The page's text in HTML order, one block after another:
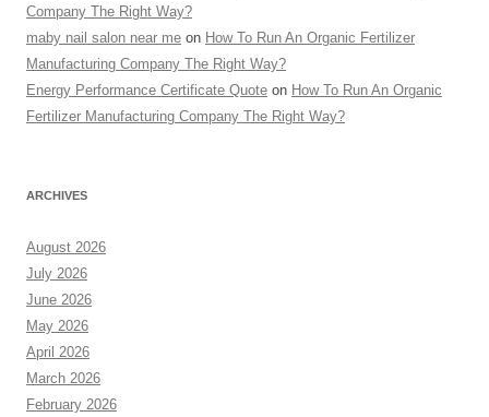
Company The Right Way?
maby nail salon near me on How To Run An Organic Fertilizer
Manufacturing Company The Right Way?
Energy Performance Certificate Quote on How To Run An Organic
Fertilizer Manufacturing Company The Right Way?
ARCHIVES
August 2026
July 2026
June 2026
May 2026
April 2026
March 2026
February 2026